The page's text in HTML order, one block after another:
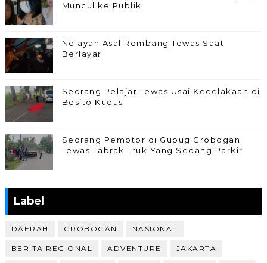
Muncul ke Publik
Nelayan Asal Rembang Tewas Saat
Berlayar
Seorang Pelajar Tewas Usai Kecelakaan di
Besito Kudus
Seorang Pemotor di Gubug Grobogan
Tewas Tabrak Truk Yang Sedang Parkir
Label
DAERAH GROBOGAN NASIONAL
BERITA REGIONAL ADVENTURE JAKARTA